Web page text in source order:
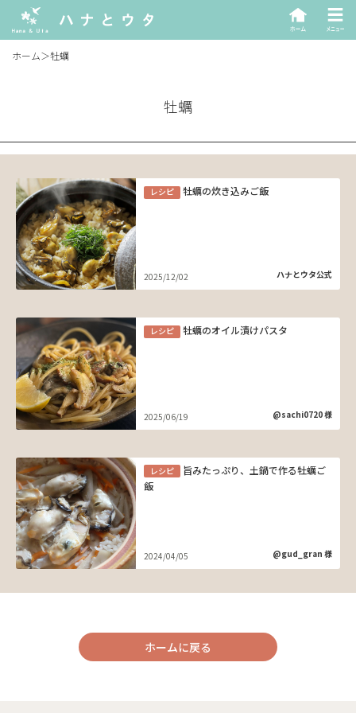
ホーム＞牡蠣
牡蠣
レシピ 牡蠣の炊き込みご飯
2025/12/02 ハナとウタ公式
レシピ 牡蠣のオイル漬けパスタ
2025/06/19 @sachi0720 様
レシピ
旨みたっぷり、土鍋で作る牡蠣ご
飯
2024/04/05 @gud_gran 様
ホームに戻る